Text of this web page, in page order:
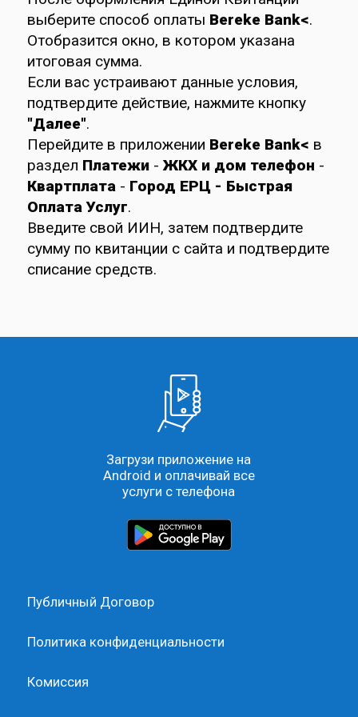
выберите способ оплаты Bereke Bank<.
Отобразится окно, в котором указана
итоговая сумма.
Если вас устраивают данные условия,
подтвердите действие, нажмите кнопку
"Далее".
Перейдите в приложении Bereke Bank< в
раздел Платежи -ЖКХ и дом телефон -
Квартплата - Город ЕРЦ - Быстрая
Оплата Услуг.
Введите свой ИИН, затем подтвердите
сумму по квитанции с сайта и подтвердите
списание средств.
Загрузи приложение на
Android и оплачивай все
услуги с телефона
Публичный Договор
Политика конфиденциальности
Комиссия